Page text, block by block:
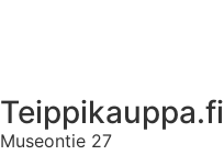
Teippikauppa.fi
Museontie 27